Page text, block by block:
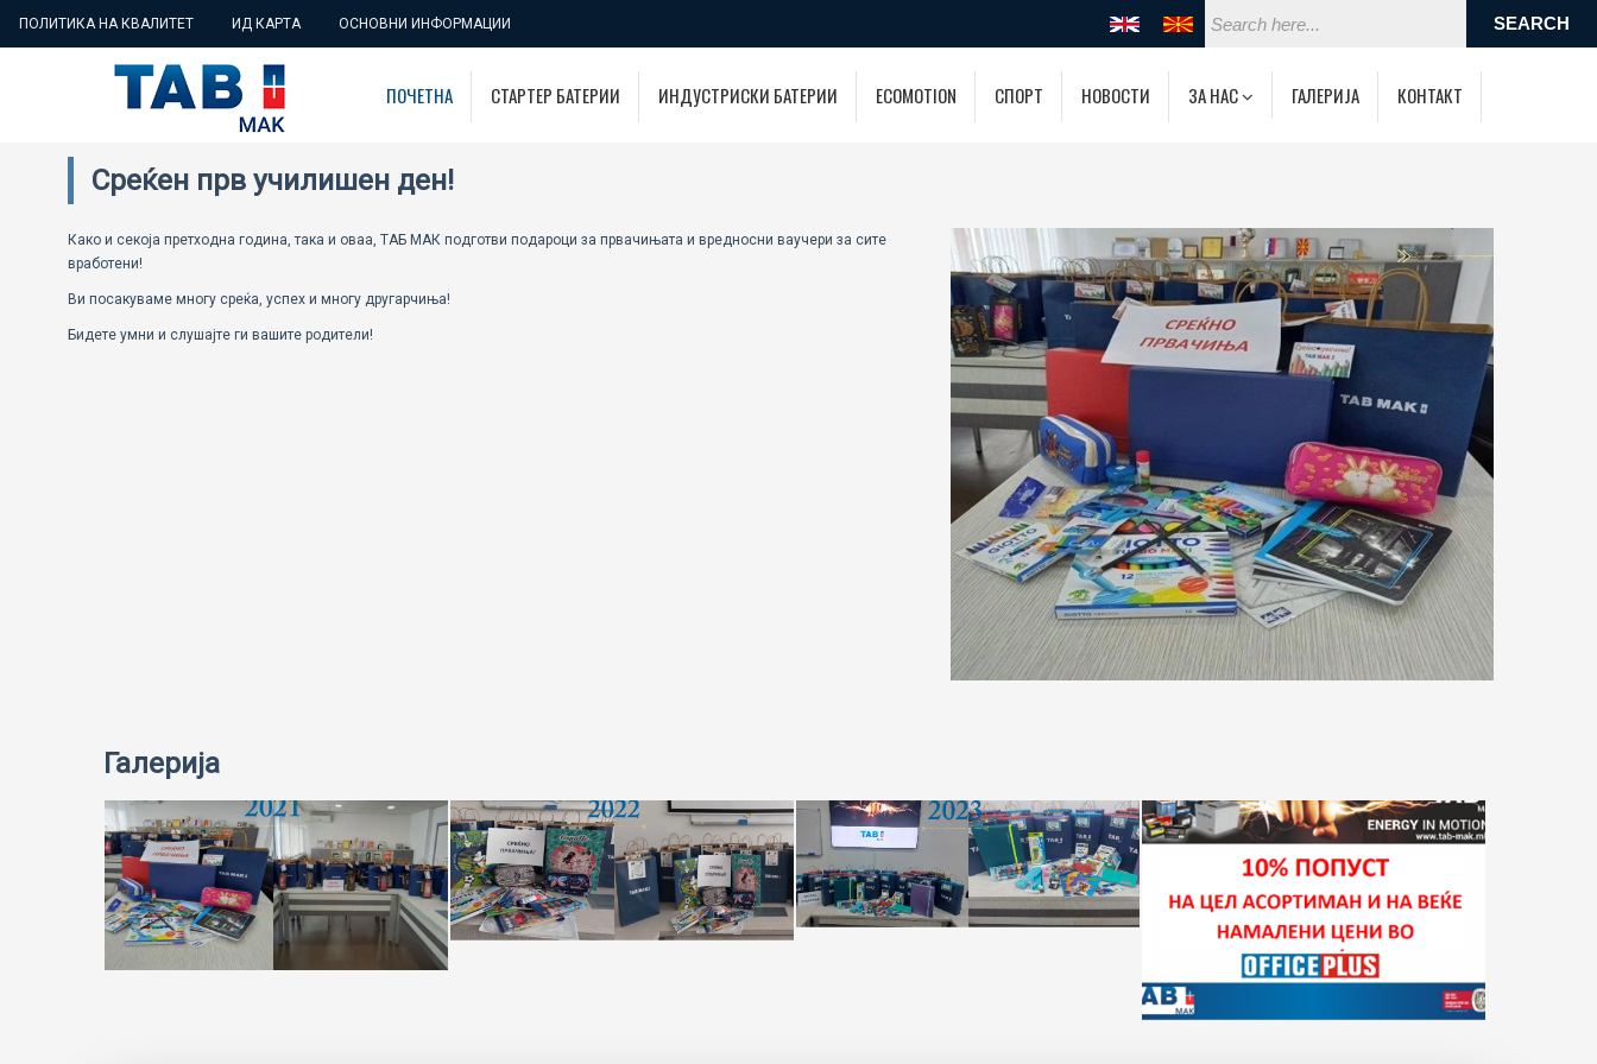
ПОЛИТИКА НА КВАЛИТЕТ ИД КАРТА ОСНОВНИ ИНФОРМАЦИИ
ПОЧЕТНА СТАРТЕР БАТЕРИИ ИНДУСТРИСКИ БАТЕРИИ ECOMOTION СПОРТ НОВОСТИ ЗА НАС ГАЛЕРИЈА КОНТАКТ
Среќен прв училишен ден!
Како и секоја претходна година, така и оваа, ТАБ МАК подготви подароци за првачињата и вредносни ваучери за сите
вработени!
Ви посакуваме многу среќа, успех и многу другарчиња!
Бидете умни и слушајте ги вашите родители!
Галерија